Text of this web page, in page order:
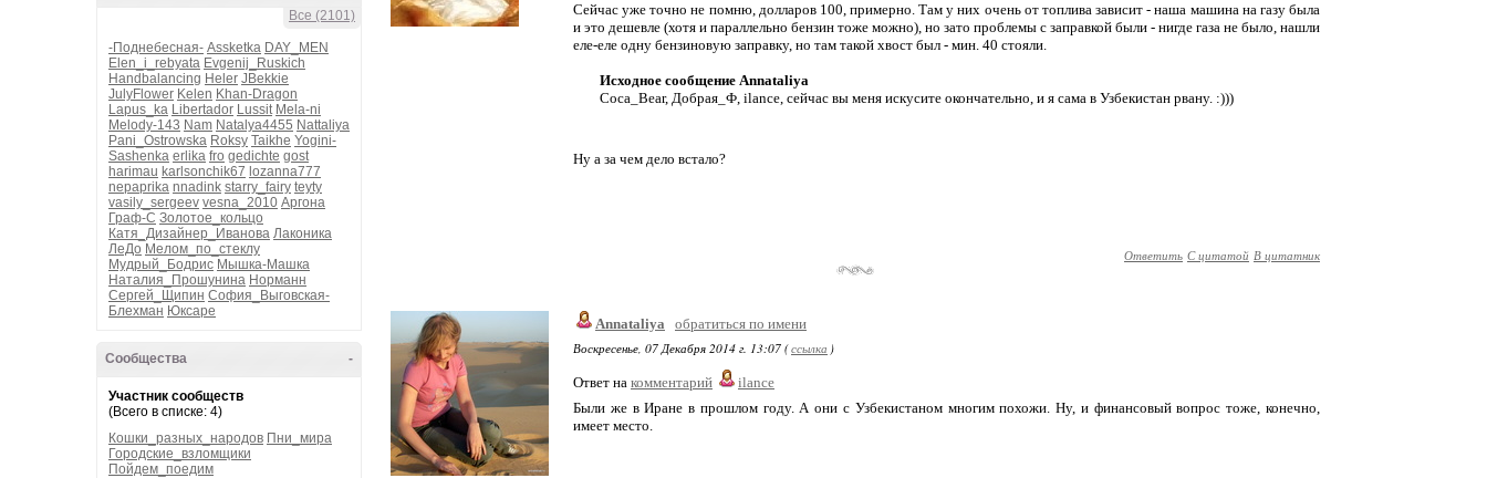
Все (2101)
-Поднебесная- Assketka DAY_MEN
Elen_i_rebyata Evgenij_Ruskich
Handbalancing Heler JBekkie
JulyFlower Kelen Khan-Dragon
Lapus_ka Libertador Lussit Mela-ni
Melody-143 Nam Natalya4455 Nattaliya
Pani_Ostrowska Roksy Taikhe Yogini-
Sashenka erlika fro gedichte gost
harimau karlsonchik67 lozanna777
nepaprika nnadink starry_fairy teyty
vasily_sergeev vesna_2010 Аргона
Граф-С Золотое_кольцо
Катя_Дизайнер_Иванова Лаконика
ЛеДо Мелом_по_стеклу
Мудрый_Бодрис Мышка-Машка
Наталия_Прошунина Норманн
Сергей_Щипин София_Выговская-
Блехман Юксаре
-
Сообщества
Участник сообществ
(Всего в списке: 4)
Кошки_разных_народов Пни_мира
Городские_взломщики
Пойдем_поедим
Сейчас уже точно не помню, долларов 100, примерно. Там у них очень от топлива зависит - наша машина на газу была
и это дешевле (хотя и параллельно бензин тоже можно), но зато проблемы с заправкой были - нигде газа не было, нашли
еле-еле одну бензиновую заправку, но там такой хвост был - мин. 40 стояли.
Исходное сообщение Annataliya
Coca_Bear, Добрая_Ф, ilance, сейчас вы меня искусите окончательно, и я сама в Узбекистан рвану. :)))
Ну а за чем дело встало?
Ответить С цитатой В цитатник
Annataliya
обратиться по имени
Воскресенье, 07 Декабря 2014 г. 13:07 (ссылка )
Ответ на комментарий
ilance
Были же в Иране в прошлом году. А они с Узбекистаном многим похожи. Ну, и финансовый вопрос тоже, конечно,
имеет место.